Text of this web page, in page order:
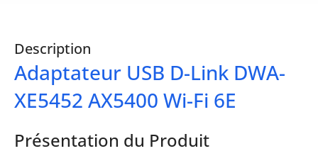
Description
Adaptateur USB D-Link DWA-
XE5452 AX5400 Wi-Fi 6E
Présentation du Produit